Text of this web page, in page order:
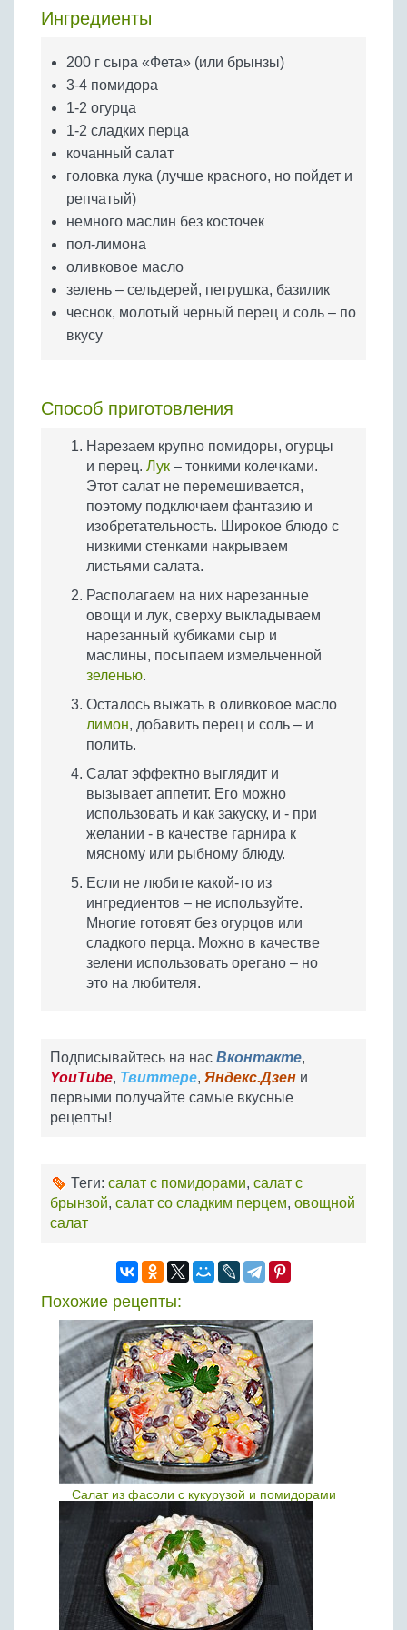
Крупы
Ингредиенты
200 г сыра «Фета» (или брынзы)
3-4 помидора
1-2 огурца
1-2 сладких перца
кочанный салат
головка лука (лучше красного, но пойдет и
репчатый)
немного маслин без косточек
пол-лимона
оливковое масло
зелень – сельдерей, петрушка, базилик
чеснок, молотый черный перец и соль – по
вкусу
Способ приготовления
Нарезаем крупно помидоры, огурцы
и перец. Лук – тонкими колечками.
Этот салат не перемешивается,
поэтому подключаем фантазию и
изобретательность. Широкое блюдо с
низкими стенками накрываем
листьями салата.
Располагаем на них нарезанные
овощи и лук, сверху выкладываем
нарезанный кубиками сыр и
маслины, посыпаем измельченной
зеленью.
Осталось выжать в оливковое масло
лимон, добавить перец и соль – и
полить.
Салат эффектно выглядит и
вызывает аппетит. Его можно
использовать и как закуску, и - при
желании - в качестве гарнира к
мясному или рыбному блюду.
Если не любите какой-то из
ингредиентов – не используйте.
Многие готовят без огурцов или
сладкого перца. Можно в качестве
зелени использовать орегано – но
это на любителя.
Подписывайтесь на нас Вконтакте,
YouTube, Твиттере, Яндекс.Дзен и
первыми получайте самые вкусные
рецепты!
Теги: салат с помидорами, салат с
брынзой, салат со сладким перцем, овощной
салат
Похожие рецепты:
Салат из фасоли с кукурузой и помидорами